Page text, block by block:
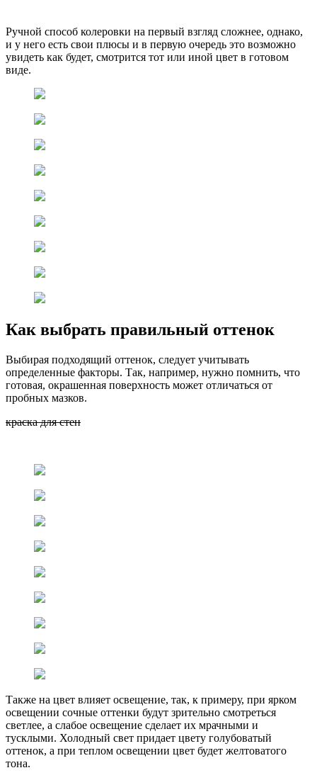
Ручной способ колеровки на первый взгляд сложнее, однако,
и у него есть свои плюсы и в первую очередь это возможно
увидеть как будет, смотрится тот или иной цвет в готовом
виде.
Как выбрать правильный оттенок
Выбирая подходящий оттенок, следует учитывать
определенные факторы. Так, например, нужно помнить, что
готовая, окрашенная поверхность может отличаться от
пробных мазков.
краска для стен
Также на цвет влияет освещение, так, к примеру, при ярком
освещении сочные оттенки будут зрительно смотреться
светлее, а слабое освещение сделает их мрачными и
тусклыми. Холодный свет придает цвету голубоватый
оттенок, а при теплом освещении цвет будет желтоватого
тона.